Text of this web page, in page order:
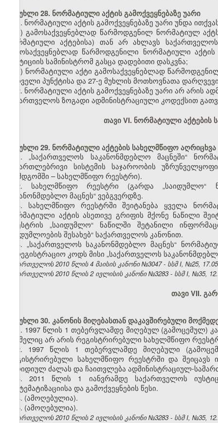
მუხლი 28. ნორმატიული აქტის გამოქვეყნებაზე უარი
1. ნორმატიული აქტის გამოქვეყნებაზე უარი უნდა
ა) გამოსაქვეყნებლად წარმოდგენილ ნორმატიულ
ნორმატიული აქტებისა) თან არ ახლავს
გამოსაქვეყნებლად წარმოდგენილი ნორმატიული
იუსტიციის სამინისტრომ გასცა დადებითი დასკვნა;
ბ) ნორმატიული აქტი გამოსაქვეყნებლად
პირველი პუნქტისა და 27-ე მუხლის მოთხოვნათა
2. ნორმატიული აქტის გამოქვეყნებაზე უარი არ არის
საქართველოს ზოგადი ადმინისტრაციული კოდექსით
თავი VI. ნორმატიული აქტების
მუხლი 29. ნორმატიული აქტების სახელმწიფო აღრიცხვა
1.„საქართველოს საკანონმდებლო მაცნეში“
სამართლებრივი სისტემის საჯაროობის
(შემდგომში – სახელმწიფო რეესტრი).
2. სახელმწიფო რეესტრი (გარდა „საიდუმლო“
საკანონმდებლო მაცნეს“ ვებგვერდზე.
3. სახელმწიფო რეესტრში შეიტანება ყველა
ნორმატიული აქტის ასეთივე გრიფის მქონე ნაწილი
რეესტრის „საიდუმლო“ ნაწილში შეტანილი
საიდუმლოების შესახებ“ საქართველოს კანონით.
4. „საქართველოს საკანონმდებლო მაცნეს“
სარეგისტრაციო კოდს მისი „საქართველოს
საქართველოს 2010 წლის 4 მაისის კანონი №3047 - სსმ I, №25,
საქართველოს 2010 წლის 2 ივლისის კანონი №3283 - სსმ I, №35,
თავი VII.
მუხლი 30. კანონის მიღებასთან დაკავშირებული
1. 1997 წლის 1 თებერვლამდე მიღებულ (გამოცემულ)
რომელიც არ არის რეგისტრირებული სახელმწიფო
2. 1997 წლის 1 თებერვლამდე მიღებული
რეგისტრირებული სახელმწიფო რეესტრში და
იურიდიულ ძალას და ჩაითვლება ადმინისტრაციულ-
3.2011 წლის 1 იანვრამდე საქართველოს
სისტემატიზაციისა და გამოქვეყნების წესი.
4. (ამოღებულია).
5. (ამოღებულია).
საქართველოს 2010 წლის 2 ივლისის კანონი №3283 - სსმ I, №35,